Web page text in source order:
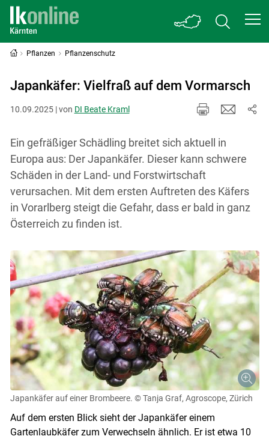
Pflanzen Pflanzenschutz
Japankäfer: Vielfraß auf dem Vormarsch
10.09.2025 | von DI Beate Kraml
Ein gefräßiger Schädling breitet sich aktuell in
Europa aus: Der Japankäfer. Dieser kann schwere
Schäden in der Land- und Forstwirtschaft
verursachen. Mit dem ersten Auftreten des Käfers
in Vorarlberg steigt die Gefahr, dass er bald in ganz
Österreich zu finden ist.
Japankäfer auf einer Brombeere. © Tanja Graf, Agroscope, Zürich
Auf dem ersten Blick sieht der Japankäfer einem
Gartenlaubkäfer zum Verwechseln ähnlich. Er ist etwa 10